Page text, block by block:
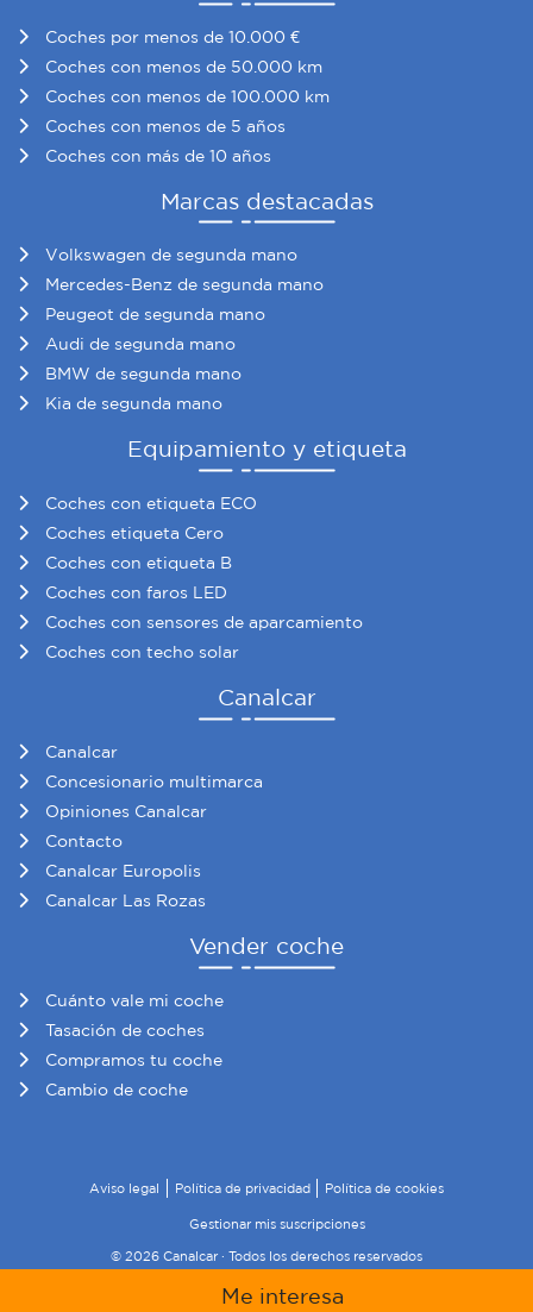
Me interesa
Coches por menos de 10.000 €
Coches con menos de 50.000 km
Coches con menos de 100.000 km
Coches con menos de 5 años
Coches con más de 10 años
Marcas destacadas
Volkswagen de segunda mano
Mercedes-Benz de segunda mano
Peugeot de segunda mano
Audi de segunda mano
BMW de segunda mano
Kia de segunda mano
Equipamiento y etiqueta
Coches con etiqueta ECO
Coches etiqueta Cero
Coches con etiqueta B
Coches con faros LED
Coches con sensores de aparcamiento
Coches con techo solar
Canalcar
Canalcar
Concesionario multimarca
Opiniones Canalcar
Contacto
Canalcar Europolis
Canalcar Las Rozas
Vender coche
Cuánto vale mi coche
Tasación de coches
Compramos tu coche
Cambio de coche
Aviso legal Política de privacidad Política de cookies
Gestionar mis suscripciones
© 2026 Canalcar · Todos los derechos reservados